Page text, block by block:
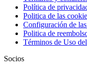
Política de
Politica de las
Configuración de
Politica de
Términos de Uso
Socios